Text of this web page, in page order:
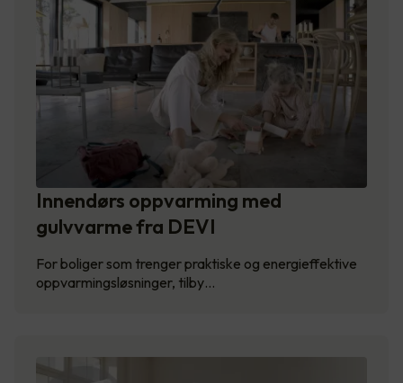
Innendørs oppvarming med
gulvvarme fra DEVI
For boliger som trenger praktiske og energieffektive
oppvarmingsløsninger, tilby…